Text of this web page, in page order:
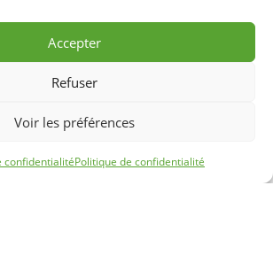
Accepter
Refuser
Voir les préférences
confidentialitéPolitique de confidentialité